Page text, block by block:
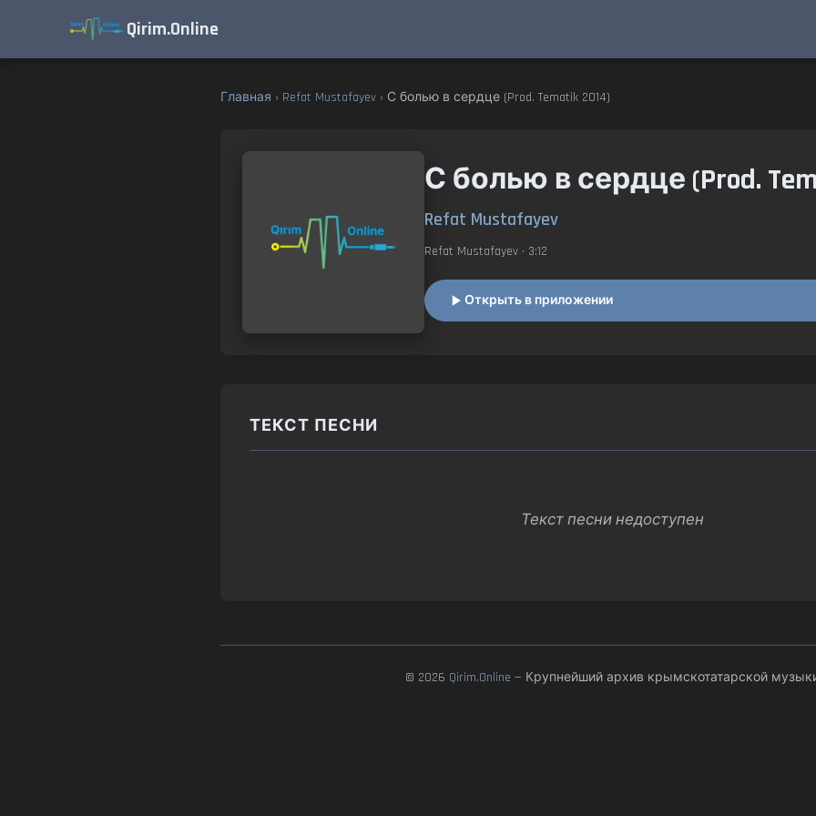
Qirim.Online
Главная › Refat Mustafayev › С болью в сердце (Prod. Tematik 2014)
С болью в сердце (Prod.
Refat Mustafayev
Refat Mustafayev • 3:12
Открыть в приложении
ТЕКСТ ПЕСНИ
Текст песни недоступен
© 2026 Qirim.Online — Крупнейший архив крымскотатарской